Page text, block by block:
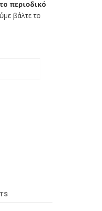
περιοδικό
βάλτε το